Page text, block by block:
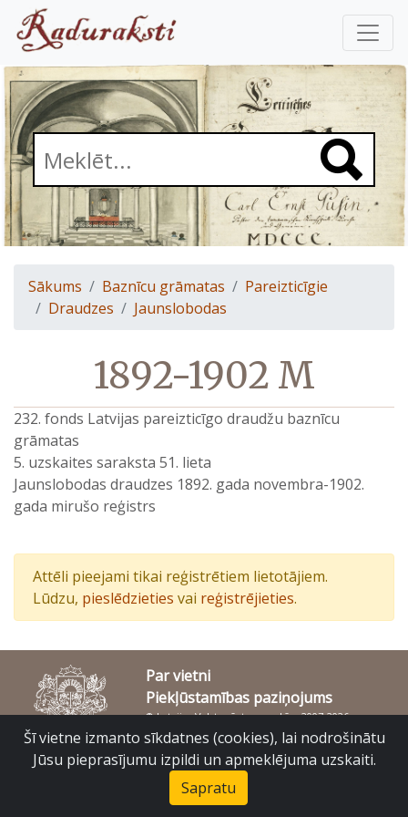
Sākums Baznīcu grāmatas
Pareizticīgie
Draudzes
Jaunslobodas
1892-1902 M
232. fonds Latvijas pareizticīgo draudžu baznīcu
grāmatas
5. uzskaites saraksta 51. lieta
Jaunslobodas draudzes 1892. gada novembra-1902.
gada mirušo reģistrs
Attēli pieejami tikai reģistrētiem lietotājiem.
Lūdzu, pieslēdzieties vai reģistrējieties.
Par vietni
Piekļūstamības paziņojums
© Latvijas Valsts vēstures arhīvs 2007-2026
Slokas iela 16, Rīga, LV – 1048
Šī vietne izmanto sīkdatnes (cookies), lai nodrošinātu
Jūsu pieprasījumu izpildi un apmeklējuma uzskaiti.
Sapratu